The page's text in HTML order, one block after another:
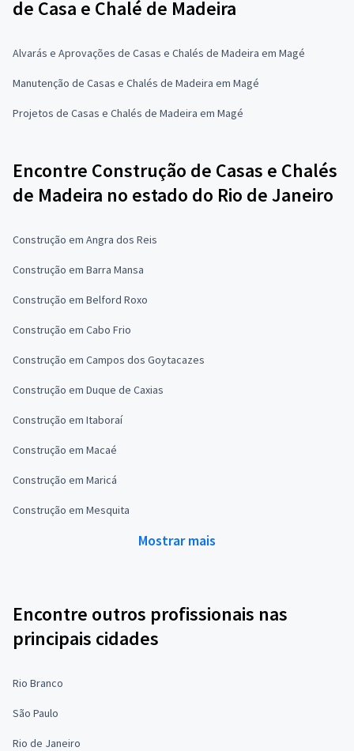
de Casa e Chalé de Madeira
Alvarás e Aprovações de Casas e Chalés de Madeira em Magé
Manutenção de Casas e Chalés de Madeira em Magé
Projetos de Casas e Chalés de Madeira em Magé
Encontre Construção de Casas e Chalés
de Madeira no estado do Rio de Janeiro
Construção em Angra dos Reis
Construção em Barra Mansa
Construção em Belford Roxo
Construção em Cabo Frio
Construção em Campos dos Goytacazes
Construção em Duque de Caxias
Construção em Itaboraí
Construção em Macaé
Construção em Maricá
Construção em Mesquita
Mostrar mais
Encontre outros profissionais nas
principais cidades
Rio Branco
São Paulo
Rio de Janeiro